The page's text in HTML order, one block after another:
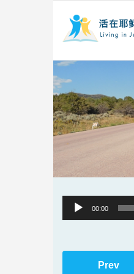
Audio
Player
00:00
Prev